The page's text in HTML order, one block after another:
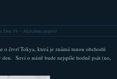
Den 19 – Akihabara poprvé
o čtvrť Tokya, která je známá tunou obchodů
Sovi o místě bude nejspíše hodně psát (no,